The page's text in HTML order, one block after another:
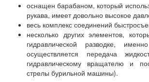
оснащен барабаном, который
рукава, имеет довольно высокое
весь комплекс соединений
несколько других элементов,
гидравлической разводке,
осуществляется передача
гидравлическому вращателю и
стрелы бурильной машины).